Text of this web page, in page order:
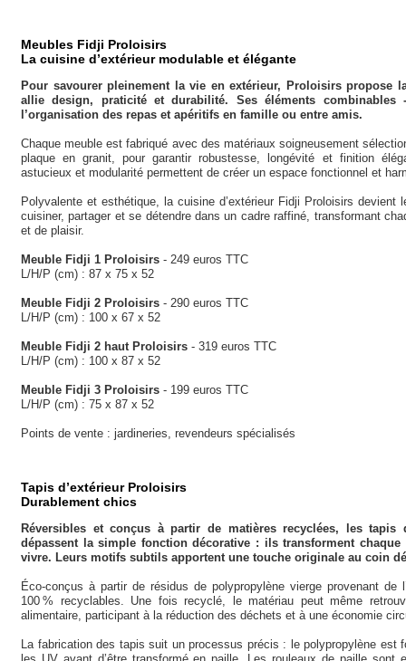
Meubles Fidji Proloisirs
La cuisine d’extérieur modulable et élégante
Pour savourer pleinement la vie en extérieur, Proloisirs
allie design, praticité et durabilité. Ses éléments
l’organisation des repas et apéritifs en famille ou entre amis.
Chaque meuble est fabriqué avec des matériaux soigneusement
plaque en granit, pour garantir robustesse, longévité et finition
astucieux et modularité permettent de créer un espace fonctionnel et
Polyvalente et esthétique, la cuisine d’extérieur Fidji Proloisirs
cuisiner, partager et se détendre dans un cadre raffiné, transformant
et de plaisir.
Meuble Fidji 1 Proloisirs - 249 euros TTC
L/H/P (cm) : 87 x 75 x 52
Meuble Fidji 2 Proloisirs - 290 euros TTC
L/H/P (cm) : 100 x 67 x 52
Meuble Fidji 2 haut Proloisirs - 319 euros TTC
L/H/P (cm) : 100 x 87 x 52
Meuble Fidji 3 Proloisirs - 199 euros TTC
L/H/P (cm) : 75 x 87 x 52
Points de vente : jardineries, revendeurs spécialisés
Tapis d’extérieur Proloisirs
Durablement chics
Réversibles et conçus à partir de matières recyclées, les tapis
dépassent la simple fonction décorative : ils transforment
vivre. Leurs motifs subtils apportent une touche originale au coin
Éco-conçus à partir de résidus de polypropylène vierge provenant de
100 % recyclables. Une fois recyclé, le matériau peut même
alimentaire, participant à la réduction des déchets et à une économie
La fabrication des tapis suit un processus précis : le polypropylène est